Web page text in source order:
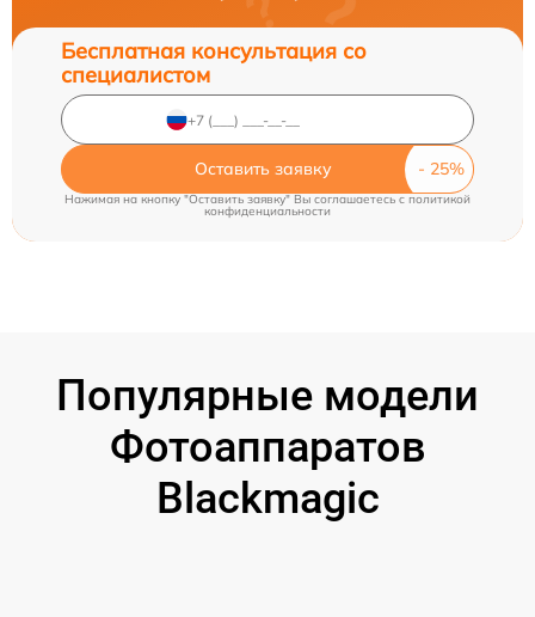
Бесплатная консультация со
специалистом
Оставить заявку
Нажимая на кнопку "Оставить заявку" Вы соглашаетесь c политикой
конфиденциальности
Популярные модели
Фотоаппаратов
Blackmagic